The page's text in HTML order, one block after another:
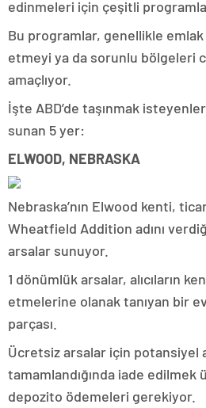
edinmeleri için çeşitli
Bu programlar, genellikle
etmeyi ya da sorunlu bölgeleri
amaçlıyor.
İşte ABD’de taşınmak
sunan 5 yer:
ELWOOD, NEBRASKA
Nebraska’nın Elwood kenti,
Wheatfield Addition adını
arsalar sunuyor.
1 dönümlük arsalar, alıcıların
etmelerine olanak tanıyan bir
parçası.
Ücretsiz arsalar için potansiyel
tamamlandığında iade edilmek
depozito ödemeleri gerekiyor.